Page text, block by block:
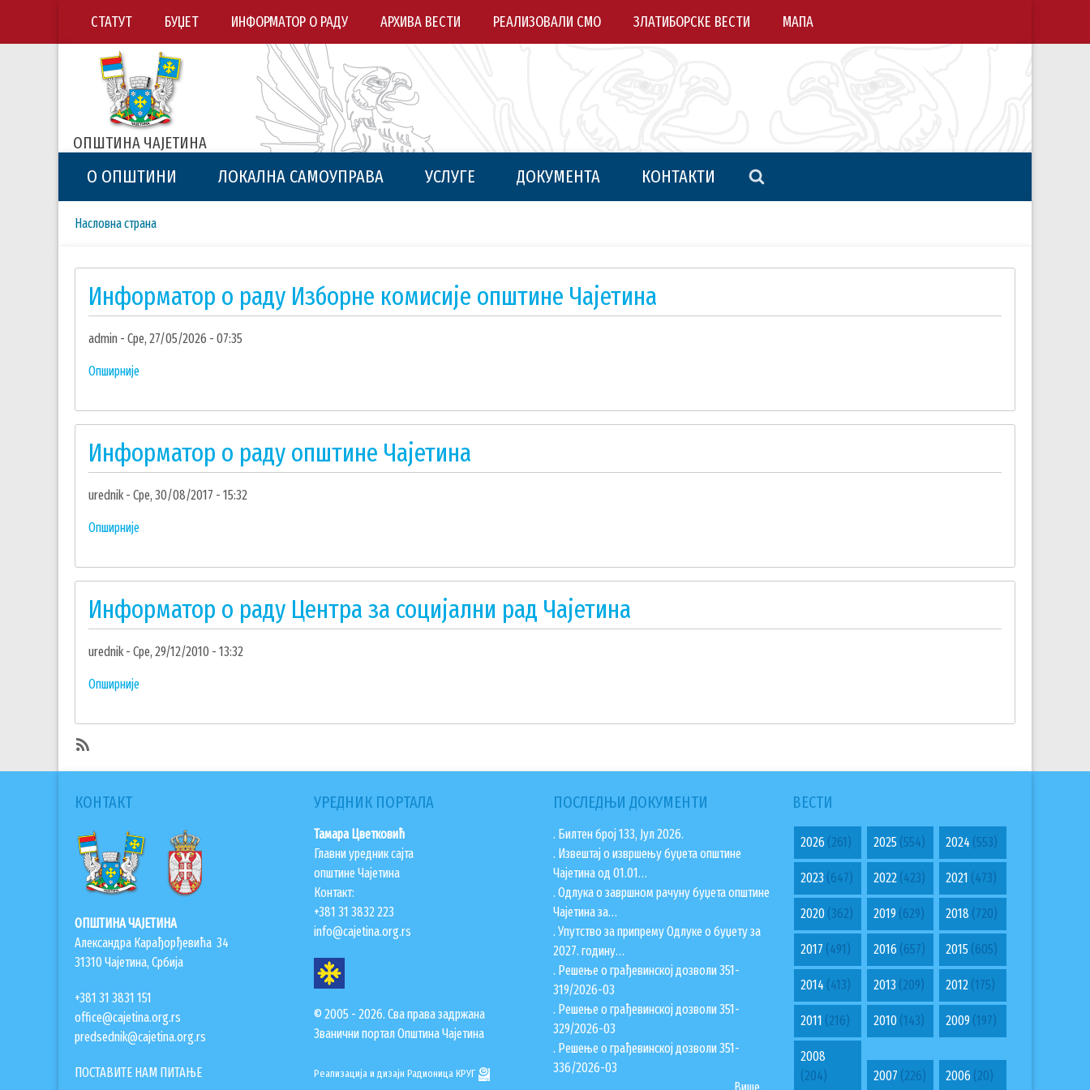
СТАТУТ БУЏЕТ ИНФОРМАТОР О РАДУ АРХИВА ВЕСТИ РЕАЛИЗОВАЛИ СМО ЗЛАТИБОРСКЕ ВЕСТИ МАПА
ОПШТИНА ЧАЈЕТИНА
О ОПШТИНИ ЛОКАЛНА САМОУПРАВА УСЛУГЕ ДОКУМЕНТА КОНТАКТИ
Breadcrumbs
You
Насловна страна
Информатор о раду Изборне комисије општине Чајетина
admin Сре, 27/05/2026 - 07:35
Опширније
о
раду
Изборне
комисије
општине
Чајетина
Информатор о раду општине Чајетина
urednik Сре, 30/08/2017 - 15:32
Опширније
о
раду
општине
Чајетина
Информатор о раду Центра за социјални рад Чајетина
urednik Сре, 29/12/2010 - 13:32
Опширније
о
Чајетина
Информатор
КОНТАКТ
ОПШТИНА ЧАЈЕТИНА
Александра Карађорђевића 34
31310 Чајетина, Србија
+381 31 3831 151
office@cajetina.org.rs
predsednik@cajetina.org.rs
ПОСТАВИТЕ НАМ ПИТАЊЕ
УРЕДНИК ПОРТАЛА
Тамара Цветковић
Главни уредник сајта
општине Чајетина
Контакт:
+381 31 3832 223
info@cajetina.org.rs
© 2005 - 2026. Сва права задржана
Званични портал Општина Чајетина
Реализација и дизајн Радионица КРУГ
ПОСЛЕДЊИ ДОКУМЕНТИ
. Билтен број 133, Јул 2026.
. Извештај о извршењу буџета општине
Чајетина од 01.01…
. Одлука о завршном рачуну буџета општине
Чајетина за…
. Упутство за припрему Одлуке о буџету за
2027. годину…
. Решење о грађевинској дозволи 351-
319/2026-03
. Решење о грађевинској дозволи 351-
329/2026-03
. Решење о грађевинској дозволи 351-
336/2026-03
ВЕСТИ
2026 (261) 2025(554) 2024 (553)
2023 (647) 2022(423) 2021 (473)
2020 (362) 2019(629) 2018 (720)
2017 (491) 2016(657) 2015 (605)
2014 (413) 2013(209) 2012 (175)
2011 (216) 2010(143) 2009 (197)
2008
(204)
2007 (226) 2006 (20)